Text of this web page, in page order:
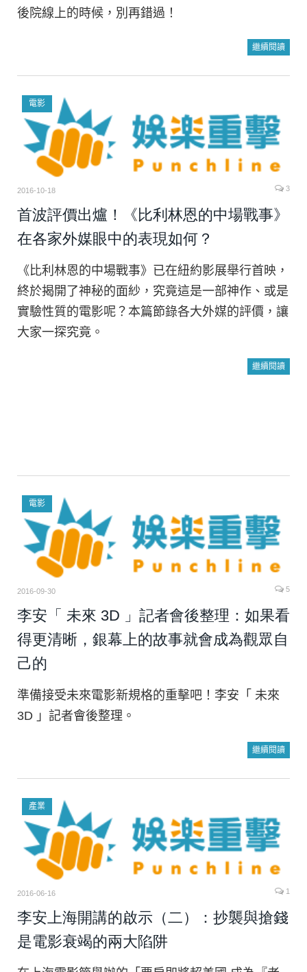
後院線上的時候，別再錯過！
繼續閱讀
電影
2016-10-18 3
首波評價出爐！《比利林恩的中場戰事》
在各家外媒眼中的表現如何？
《比利林恩的中場戰事》已在紐約影展舉行首映，
終於揭開了神秘的面紗，究竟這是一部神作、或是
實驗性質的電影呢？本篇節錄各大外媒的評價，讓
大家一探究竟。
繼續閱讀
電影
2016-09-30 5
李安「 未來 3D 」記者會後整理：如果看
得更清晰，銀幕上的故事就會成為觀眾自
己的
準備接受未來電影新規格的重擊吧！李安「 未來
3D 」記者會後整理。
繼續閱讀
產業
2016-06-16 1
李安上海開講的啟示（二）：抄襲與搶錢
是電影衰竭的兩大陷阱